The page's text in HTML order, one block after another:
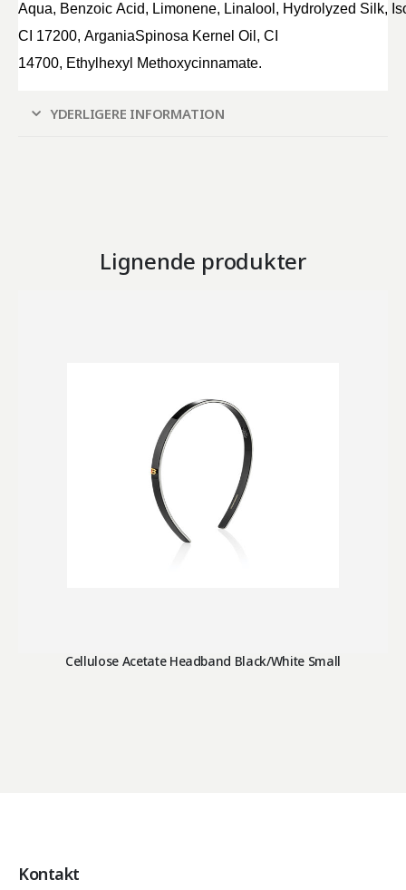
Aqua, Benzoic Acid, Limonene, Linalool , Hydrolyzed Silk,
CI 17200, ArganiaSpinosa Kernel Oil, CI
14700, Ethylhexyl Methoxycinnamate.
YDERLIGERE INFORMATION
Lignende produkter
Cellulose Acetate Headband Black/White Small
Kontakt